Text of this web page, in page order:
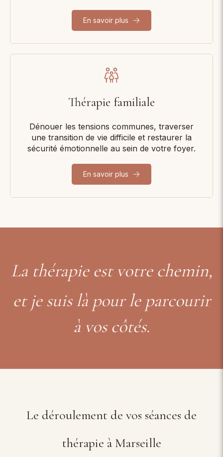
En savoir plus
Thérapie familiale
Dénouer les tensions communes, traverser
une transition de vie difficile et restaurer la
sécurité émotionnelle au sein de votre foyer.
En savoir plus
La thérapie est votre chemin,
et je suis là pour le parcourir
à vos côtés.
Le déroulement de vos séances de
thérapie à Marseille